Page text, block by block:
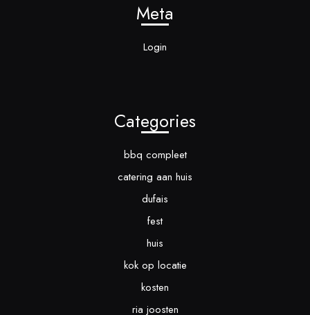
Meta
Login
Categories
bbq compleet
catering aan huis
dufais
fest
huis
kok op locatie
kosten
ria joosten